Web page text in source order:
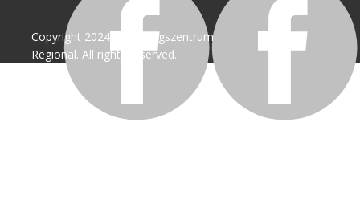
Copyright 2024 © Bildungszentrum
Regional. All rights reserved.